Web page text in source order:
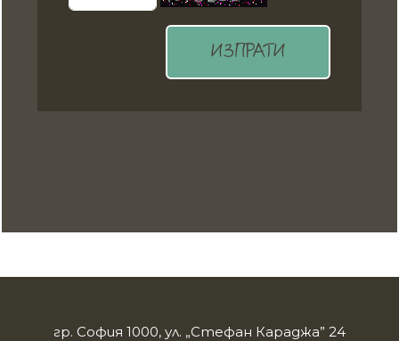
ИЗПРАТИ
гр. София 1000, ул. „Стефан Караджа” 24